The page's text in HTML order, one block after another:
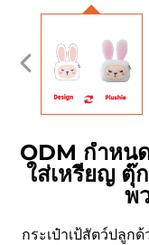
ODM กำหน
ใส่เหรียญ ตุ๊
พ
กระเป๋าเป้สัตว์ปลูก